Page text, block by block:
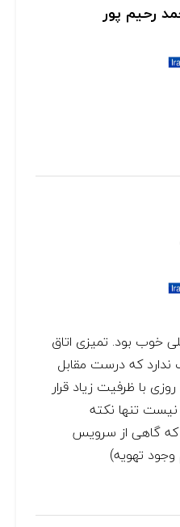
رحیم پور
خوب بود. تمیزی اتاق
ندارد که درست مقابل
با ظرفیت زیاد قرار
نیست تنها نکته
که گاهی از سرویس
تهویه)